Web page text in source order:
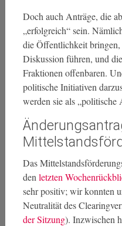
Doch auch Anträge, die
„erfolgreich“ sein.
die Öffentlichkeit
Diskussion führen, und
Fraktionen offenbaren.
politische Initiativen
werden sie als „politische
Das
den letzten
sehr positiv; wir konnten
Neutralität des
der Sitzung). Inzwischen